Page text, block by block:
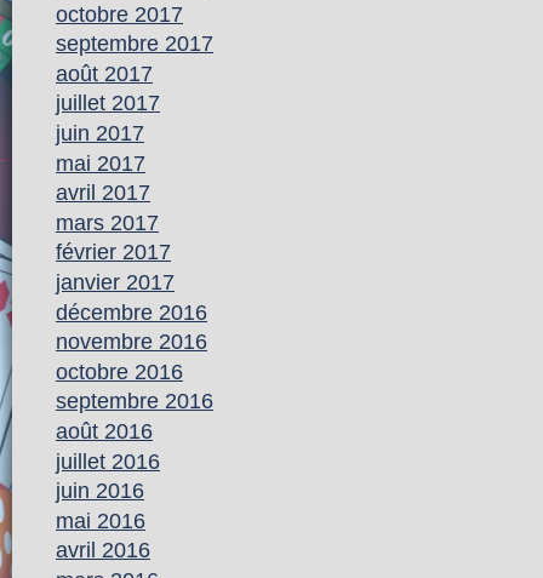
octobre 2017
septembre 2017
août 2017
juillet 2017
juin 2017
mai 2017
avril 2017
mars 2017
février 2017
janvier 2017
décembre 2016
novembre 2016
octobre 2016
septembre 2016
août 2016
juillet 2016
juin 2016
mai 2016
avril 2016